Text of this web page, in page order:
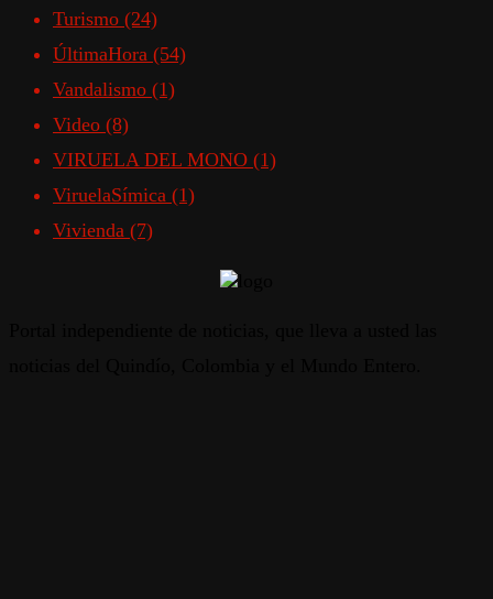
Turismo (24)
ÚltimaHora (54)
Vandalismo (1)
Video (8)
VIRUELA DEL MONO (1)
ViruelaSímica (1)
Vivienda (7)